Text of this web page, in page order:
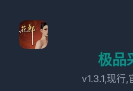
极品
v1.3.1,现行,